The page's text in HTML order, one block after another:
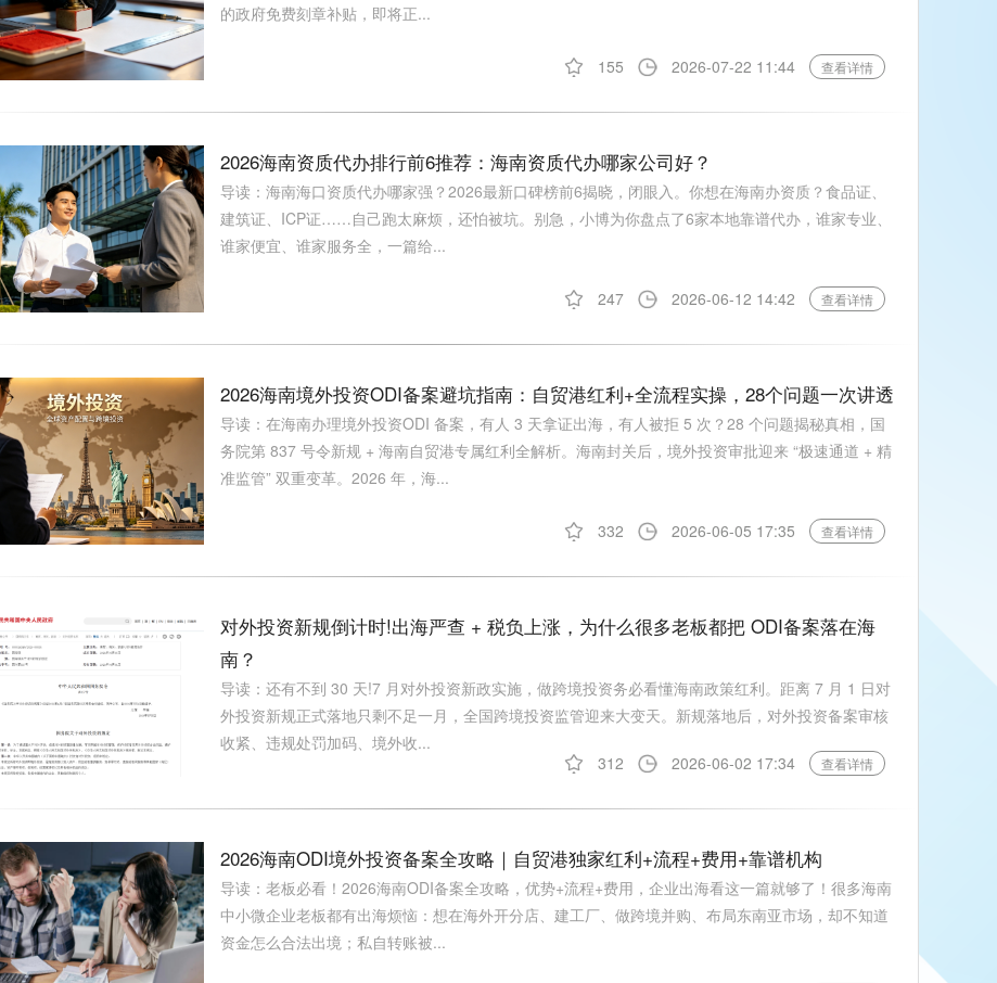
的政府免费刻章补贴，即将正...
155 2026-07-22 11:44 查看详情
2026海南资质代办排行前6推荐：海南资质代办哪家公司好？
导读：海南海口资质代办哪家强？2026最新口碑榜前6揭晓，闭眼入。你想在海南办资质？食品证、
建筑证、ICP证……自己跑太麻烦，还怕被坑。别急，小博为你盘点了6家本地靠谱代办，谁家专业、
谁家便宜、谁家服务全，一篇给...
247 2026-06-12 14:42 查看详情
2026海南境外投资ODI备案避坑指南：自贸港红利+全流程实操，28个问题一次讲透
导读：在海南办理境外投资ODI 备案，有人 3 天拿证出海，有人被拒 5 次？28 个问题揭秘真相，国
务院第 837 号令新规 + 海南自贸港专属红利全解析。海南封关后，境外投资审批迎来 “极速通道 + 精
准监管” 双重变革。2026 年，海...
332 2026-06-05 17:35 查看详情
对外投资新规倒计时!出海严查 + 税负上涨，为什么很多老板都把 ODI备案落在海
南？
导读：还有不到 30 天!7 月对外投资新政实施，做跨境投资务必看懂海南政策红利。距离 7 月 1 日对
外投资新规正式落地只剩不足一月，全国跨境投资监管迎来大变天。新规落地后，对外投资备案审核
收紧、违规处罚加码、境外收...
312
2026-06-02 17:34 查看详情
2026海南ODI境外投资备案全攻略｜自贸港独家红利+流程+费用+靠谱机构
导读：老板必看！2026海南ODI备案全攻略，优势+流程+费用，企业出海看这一篇就够了！很多海南
中小微企业老板都有出海烦恼：想在海外开分店、建工厂、做跨境并购、布局东南亚市场，却不知道
资金怎么合法出境；私自转账被...